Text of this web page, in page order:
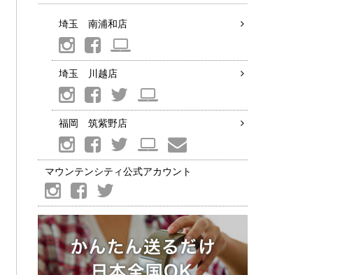
埼玉 南浦和店
埼玉 川越店
福岡 筑紫野店
マウンテンシティ公式アカウント